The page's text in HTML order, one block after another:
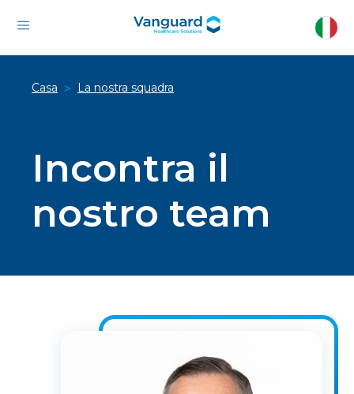
Casa > La nostra squadra
Incontra il
nostro team